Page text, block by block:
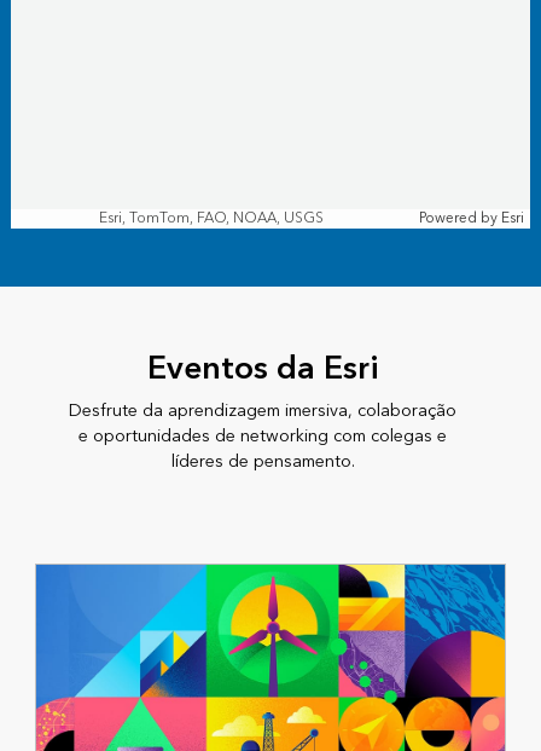
Esri, TomTom, FAO, NOAA, USGS Powered byEsri
Eventos da Esri
Desfrute da aprendizagem imersiva, colaboração
e oportunidades de networking com colegas e
líderes de pensamento.